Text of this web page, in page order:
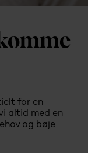
for en
altid med en
og bøje